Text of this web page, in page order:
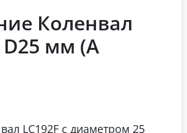
Коленвал
D25 мм (A
LC192F с диаметром 25